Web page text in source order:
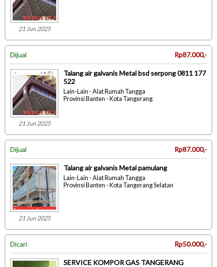
21 Jun 2025
Dijual Rp87.000,-
21 Jun 2025
Talang air galvanis Metal bsd serpong 0811 177
522
Lain-Lain - Alat Rumah Tangga
Provinsi Banten - Kota Tangerang
Dijual Rp87.000,-
21 Jun 2025
Talang air galvanis Metal pamulang
Lain-Lain - Alat Rumah Tangga
Provinsi Banten - Kota Tangerang Selatan
Dicari Rp50.000,-
SERVICE KOMPOR GAS TANGERANG